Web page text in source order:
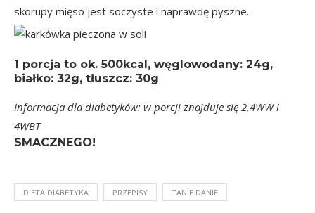
skorupy mięso jest soczyste i naprawdę pyszne.
1 porcja to ok.500kcal, węglowodany: 24g,
białko: 32g, tłuszcz: 30g
Informacja dla diabetyków: w porcji znajduje się 2,4WW i
4WBT
SMACZNEGO!
DIETA DIABETYKA PRZEPISY TANIE DANIE